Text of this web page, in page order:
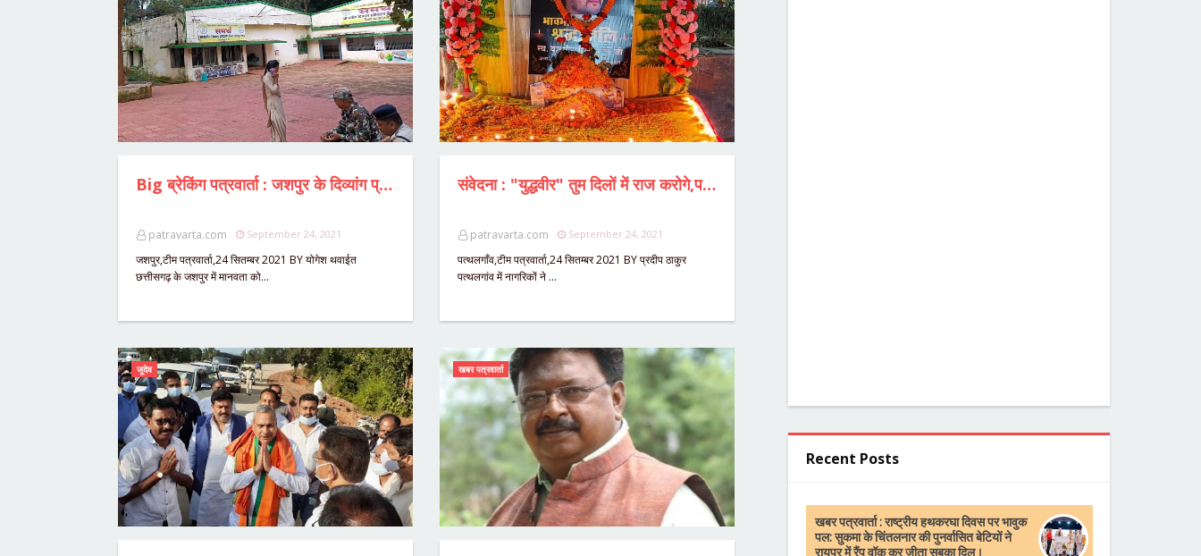
Big ब्रेकिंग पत्रवार्ता : जशपुर के दिव्यांग प्रशिक्षण केंद्र में 6 दिव्यांग छात्राओं के साथ यौन प्रताड़ना का मामला,छात्रावास के कर्मचारियों ने दिया घटना को अंजाम,1 दिव्यांग के साथ दुष्कर्म 5 दिव्यांग छात्राओं के साथ छेड़छाड़ की गंभीर वारदात, पुलिस ने आरोपियों के खिलाफ दर्ज किया मामला,कलेक्टर महादेव कावरे ने मामले में दिए थे जाँच के आदेश,लापरवाह DMC व अधीक्षक पर अब तक नहीं हुई कार्यवाही...
patravarta.com September 24, 2021
जशपुर,टीम पत्रवार्ता,24 सितम्बर 2021 BY योगेश थवाईत
छत्तीसगढ़ के जशपुर में मानवता को…
संवेदना : "युद्धवीर" तुम दिलों में राज करोगे,पत्थलगांव में नागरिकों ने स्वर्गीय युद्धवीर सिंह जूदेव को नम आंखों से किया याद,इंदिरा चौक में नागरिकों ने अर्पित किए श्रद्धा सुमन
patravarta.com September 24, 2021
पत्थलगाँव,टीम पत्रवार्ता,24 सितम्बर 2021 BY प्रदीप ठाकुर
पत्थलगांव में नागरिकों ने …
जूदेव खबर पत्रवार्ता
Recent Posts
खबर पत्रवार्ता : राष्ट्रीय हथकरघा दिवस पर भावुक
पल: सुकमा के चिंतलनार की पुनर्वासित बेटियों ने
रायपुर में रैंप वॉक कर जीता सबका दिल।